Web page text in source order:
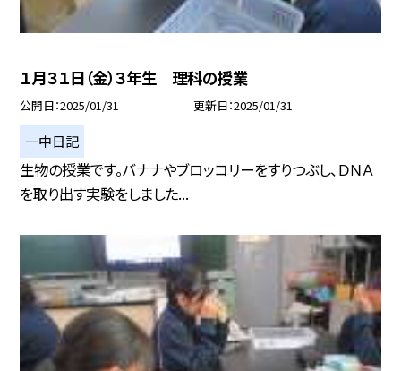
１月３１日（金）３年生 理科の授業
公開日 2025/01/31 更新日 2025/01/31
一中日記
生物の授業です。バナナやブロッコリーをすりつぶし、ＤＮＡ
を取り出す実験をしました...